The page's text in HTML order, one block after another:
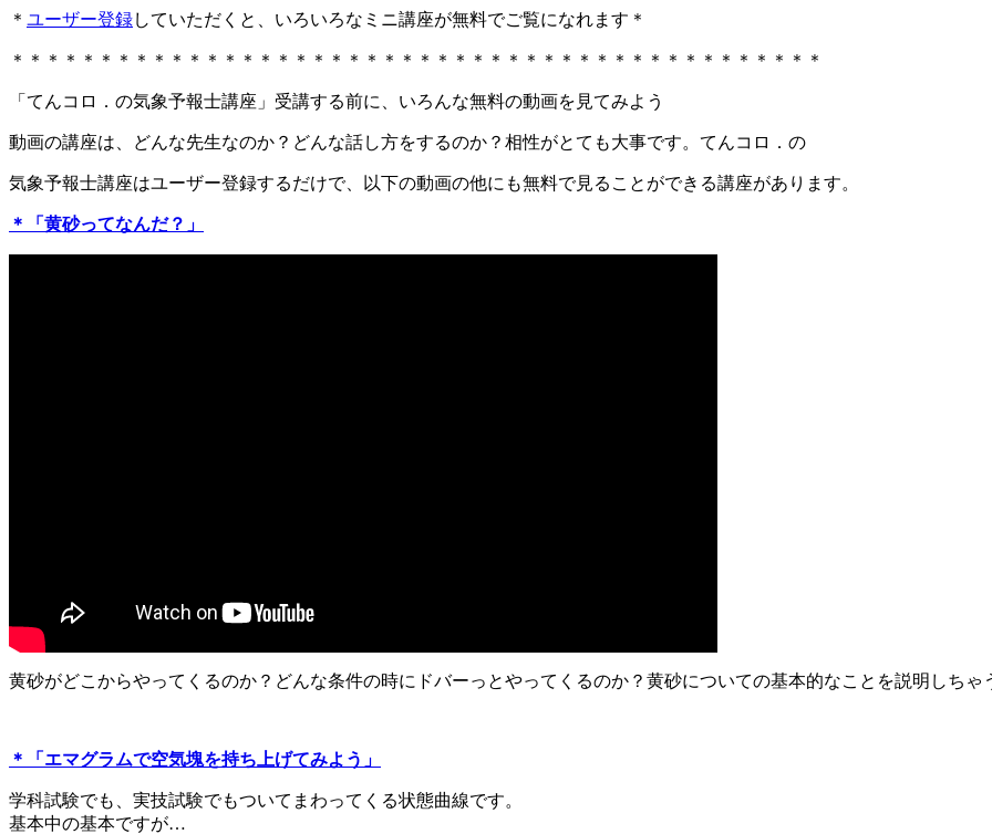
＊ ユーザー登録していただくと、いろいろなミニ講座が無料でご覧になれます＊
＊＊＊＊＊＊＊＊＊＊＊＊＊＊＊＊＊＊＊＊＊＊＊＊＊＊＊＊＊＊＊＊＊＊＊＊＊＊＊＊＊＊＊＊＊＊
「てんコロ．の気象予報士講座」受講する前に、いろんな無料の動画を見てみよう
動画の講座は、どんな先生なのか？どんな話し方をするのか？相性がとても大事です。てんコロ．の
気象予報士講座はユーザー登録するだけで、以下の動画の他にも無料で見ることができる講座があります。
＊「黄砂ってなんだ？」
黄砂がどこからやってくるのか？どんな条件の時にドバーっとやってくるのか？黄砂についての基本的なことを説明しちゃ
＊「エマグラムで空気塊を持ち上げてみよう」
学科試験でも、実技試験でもついてまわってくる状態曲線です。
基本中の基本ですが…